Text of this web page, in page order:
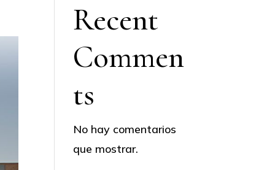
Recent
Commen
ts
No hay comentarios
que mostrar.